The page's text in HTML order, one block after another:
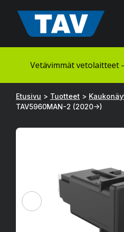
sisältöön
Vetävimmät vetolaitteet
Etusivu > Tuotteet >
TAV5960MAN-2 (2020->)